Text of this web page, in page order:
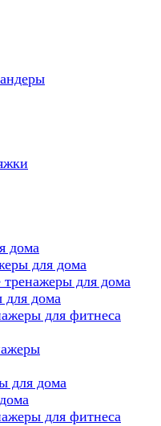
дома
для дома
тренажеры для дома
для дома
для фитнеса
для дома
для фитнеса